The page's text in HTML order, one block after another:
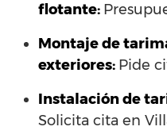
flotante:
Montaje de
exteriores: Pide
Instalación de
Solicita cita en